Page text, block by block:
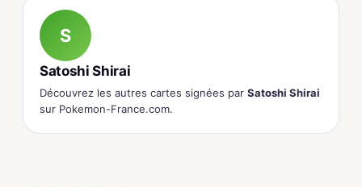
S
Satoshi Shirai
Découvrez les autres cartes signées par Satoshi Shirai
sur Pokemon-France.com.